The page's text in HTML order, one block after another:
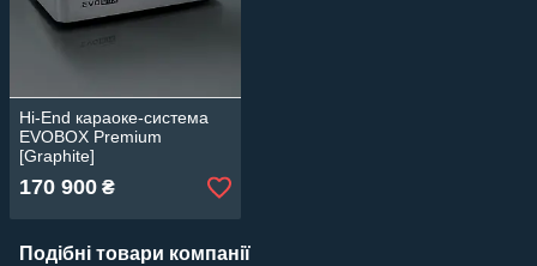
Hi-End караоке-система
EVOBOX Premium
[Graphite]
170 900 ₴
Подібні товари компанії